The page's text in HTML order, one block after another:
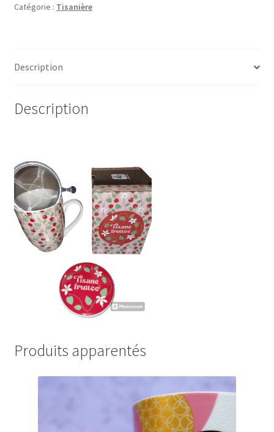
Catégorie : Tisanière
Description
Description
Produits apparentés